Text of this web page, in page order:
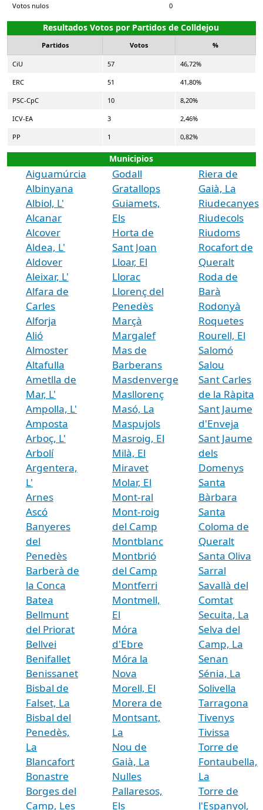
Votos nulos 0
Resultados Votos por Partidos de Colldejou
Partidos Votos %
CiU 57 46,72%
ERC 51 41,80%
PSC-CpC 10 8,20%
ICV-EA 3 2,46%
PP 1 0,82%
Municipios
Aiguamúrcia
Albinyana
Albiol, L'
Alcanar
Alcover
Aldea, L'
Aldover
Aleixar, L'
Alfara de
Carles
Alforja
Alió
Almoster
Altafulla
Ametlla de
Mar, L'
Ampolla, L'
Amposta
Arboç, L'
Arbolí
Argentera,
L'
Arnes
Ascó
Banyeres
del
Penedès
Barberà de
la Conca
Batea
Bellmunt
del Priorat
Bellvei
Benifallet
Benissanet
Bisbal de
Falset, La
Bisbal del
Penedès,
La
Blancafort
Bonastre
Borges del
Camp, Les
Godall
Gratallops
Guiamets,
Els
Horta de
Sant Joan
Lloar, El
Llorac
Llorenç del
Penedès
Marçà
Margalef
Mas de
Barberans
Masdenverge
Masllorenç
Masó, La
Maspujols
Masroig, El
Milà, El
Miravet
Molar, El
Mont-ral
Mont-roig
del Camp
Montblanc
Montbrió
del Camp
Montferri
Montmell,
El
Móra
d'Ebre
Móra la
Nova
Morell, El
Morera de
Montsant,
La
Nou de
Gaià, La
Nulles
Pallaresos,
Els
Riera de
Gaià, La
Riudecanyes
Riudecols
Riudoms
Rocafort de
Queralt
Roda de
Barà
Rodonyà
Roquetes
Rourell, El
Salomó
Salou
Sant Carles
de la Ràpita
Sant Jaume
d'Enveja
Sant Jaume
dels
Domenys
Santa
Bàrbara
Santa
Coloma de
Queralt
Santa Oliva
Sarral
Savallà del
Comtat
Secuita, La
Selva del
Camp, La
Senan
Sénia, La
Solivella
Tarragona
Tivenys
Tivissa
Torre de
Fontaubella,
La
Torre de
l'Espanyol,